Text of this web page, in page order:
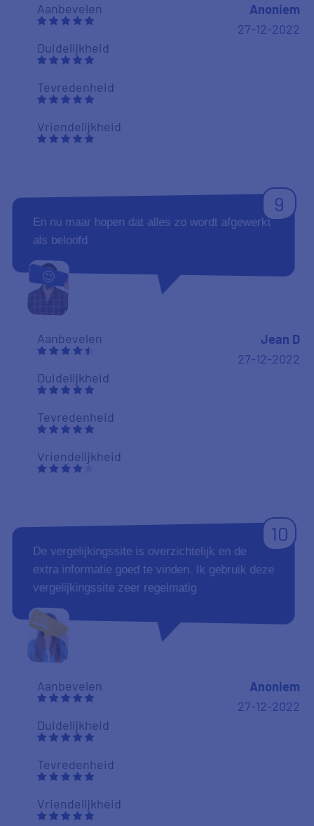
Aanbevelen
Duidelijkheid
Tevredenheid
Vriendelijkheid
Anoniem
27-12-2022
9
En nu maar hopen dat alles zo wordt afgewerkt
als beloofd
Aanbevelen
Duidelijkheid
Tevredenheid
Vriendelijkheid
Jean D
27-12-2022
10
De vergelijkingssite is overzichtelijk en de
extra informatie goed te vinden. Ik gebruik deze
vergelijkingssite zeer regelmatig
Aanbevelen
Duidelijkheid
Tevredenheid
Vriendelijkheid
Anoniem
27-12-2022